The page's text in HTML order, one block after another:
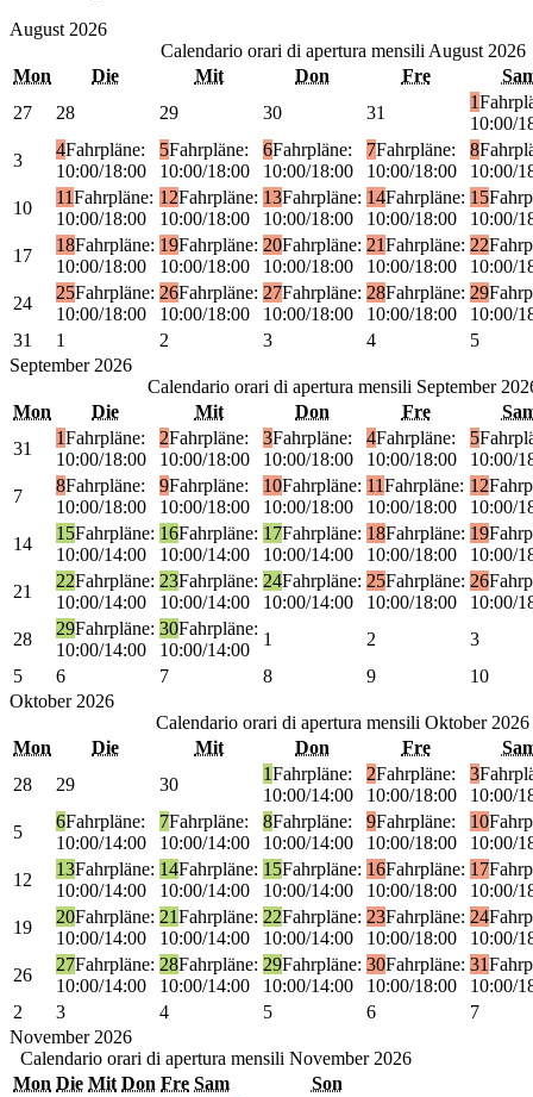
August 2026
Calendario orari di apertura mensili August 2026
Mon
Die Mit Don Fre
27
28 29 30 31
1
10:00/
3
4Fahrpläne:
10:00/18:00
5Fahrpläne:
10:00/18:00
6Fahrpläne:
10:00/18:00
7Fahrpläne:
10:00/18:00
8
10:00/
10
11Fahrpläne:
10:00/18:00
12Fahrpläne:
10:00/18:00
13Fahrpläne:
10:00/18:00
14Fahrpläne:
10:00/18:00
15
10:00/
17
18Fahrpläne:
10:00/18:00
19Fahrpläne:
10:00/18:00
20Fahrpläne:
10:00/18:00
21Fahrpläne:
10:00/18:00
22
10:00/
24
25Fahrpläne:
10:00/18:00
26Fahrpläne:
10:00/18:00
27Fahrpläne:
10:00/18:00
28Fahrpläne:
10:00/18:00
29
10:00/
31
1 2 3 4
5
September 2026
Calendario orari di apertura mensili September
Mon
Die Mit Don Fre
31
1Fahrpläne:
10:00/18:00
2Fahrpläne:
10:00/18:00
3Fahrpläne:
10:00/18:00
4Fahrpläne:
10:00/18:00
5
10:00/
7
8Fahrpläne:
10:00/18:00
9Fahrpläne:
10:00/18:00
10Fahrpläne:
10:00/18:00
11Fahrpläne:
10:00/18:00
12
10:00/
14
15Fahrpläne:
10:00/14:00
16Fahrpläne:
10:00/14:00
17Fahrpläne:
10:00/14:00
18Fahrpläne:
10:00/18:00
19
10:00/
21
22Fahrpläne:
10:00/14:00
23Fahrpläne:
10:00/14:00
24Fahrpläne:
10:00/14:00
25Fahrpläne:
10:00/18:00
26
10:00/
28
29Fahrpläne:
10:00/14:00
30Fahrpläne:
10:00/14:00
1 2
3
5
6 7 8 9
10
Oktober 2026
Calendario orari di apertura mensili Oktober 2026
Mon
Die Mit Don Fre
28
29 30
1Fahrpläne:
10:00/14:00
2Fahrpläne:
10:00/18:00
3
10:00/
5
6Fahrpläne:
10:00/14:00
7Fahrpläne:
10:00/14:00
8Fahrpläne:
10:00/14:00
9Fahrpläne:
10:00/18:00
10
10:00/
12
13Fahrpläne:
10:00/14:00
14Fahrpläne:
10:00/14:00
15Fahrpläne:
10:00/14:00
16Fahrpläne:
10:00/18:00
17
10:00/
19
20Fahrpläne:
10:00/14:00
21Fahrpläne:
10:00/14:00
22Fahrpläne:
10:00/14:00
23Fahrpläne:
10:00/18:00
24
10:00/
26
27Fahrpläne:
10:00/14:00
28Fahrpläne:
10:00/14:00
29Fahrpläne:
10:00/14:00
30Fahrpläne:
10:00/18:00
31
10:00/
2
3 4 5 6
7
November 2026
Calendario orari di apertura mensili November 2026
Mon Die Mit Don Fre Sam
Son